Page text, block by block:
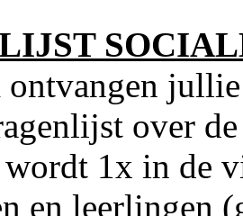
ontvangen
over
1x in de
en leerlingen